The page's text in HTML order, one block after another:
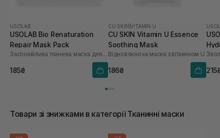
USOLAB
USOLAB Bio Renaturation
Repair Mask Pack
Заспокійлива тканева маска для обличчя
185₴
CU SKIN |VITAMIN U
CU SKIN Vitamin U Essence
Soothing Mask
Відновлююча маска з вітаміном U
186₴
шт
Товари зі знижками в категорії Тканинні маски